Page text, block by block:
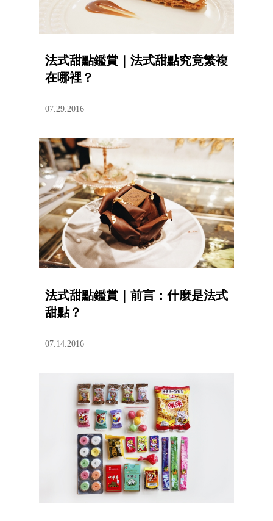
法式甜點鑑賞｜法式甜點究竟繁複
在哪裡？
07.29.2016
法式甜點鑑賞｜前言：什麼是法式
甜點？
07.14.2016